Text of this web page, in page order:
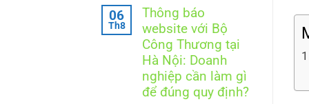
ngày
nào?
Những
điều
cần
biết
theo
có
bình
luận
ở
Thông
báo
website
cần
những
06
Th8
Thông báo
website với Bộ
Công Thương tại
Hà Nội: Doanh
nghiệp cần làm gì
để đúng quy định?